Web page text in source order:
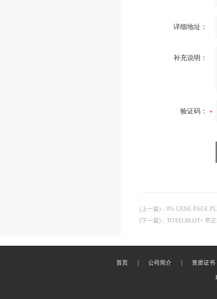
详细地址：
补充说明：
验证码：
(上一篇) ： 8% GENE-PAGE
(下一篇) ： TOTALBLOT+ 带
首页 公司简介 资质证书